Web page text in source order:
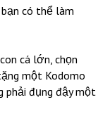
có thể làm
cá lớn, chọn
một Kodomo
phải đụng đậy một